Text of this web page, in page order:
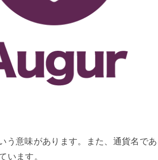
う意味があります。また、通貨名で
ます。